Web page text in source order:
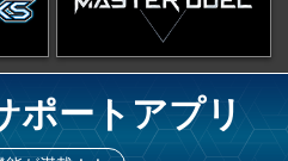
ポートアプリ